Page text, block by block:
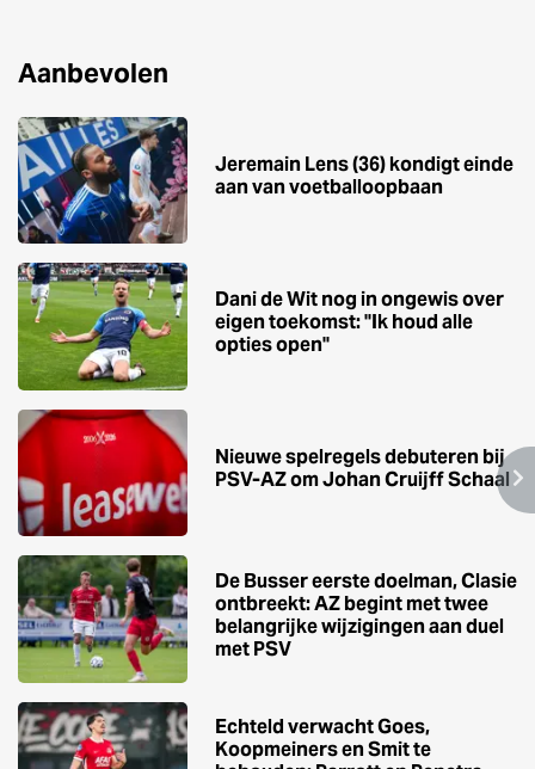
Aanbevolen
Jeremain Lens (36) kondigt einde
aan van voetballoopbaan
Dani de Wit nog in ongewis over
eigen toekomst: ''Ik houd alle
opties open''
Nieuwe spelregels debuteren bij
PSV-AZ om Johan Cruijff Schaal
De Busser eerste doelman, Clasie
ontbreekt: AZ begint met twee
belangrijke wijzigingen aan duel
met PSV
Echteld verwacht Goes,
Koopmeiners en Smit te